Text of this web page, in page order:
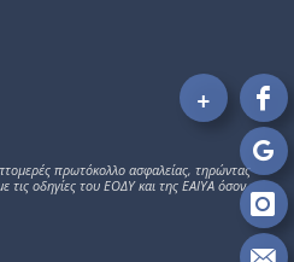
πρωτόκολλο ασφαλείας, τηρώντας
οδηγίες του ΕΟΔΥ και της ΕΑΙΥΑ όσον
on
on
on
+